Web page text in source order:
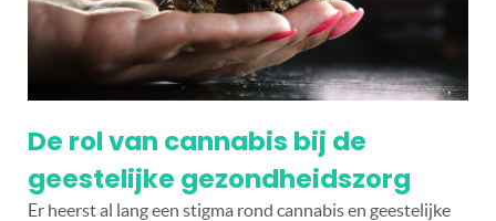
De rol van cannabis bij de
geestelijke gezondheidszorg
Er heerst al lang een stigma rond cannabis en geestelijke